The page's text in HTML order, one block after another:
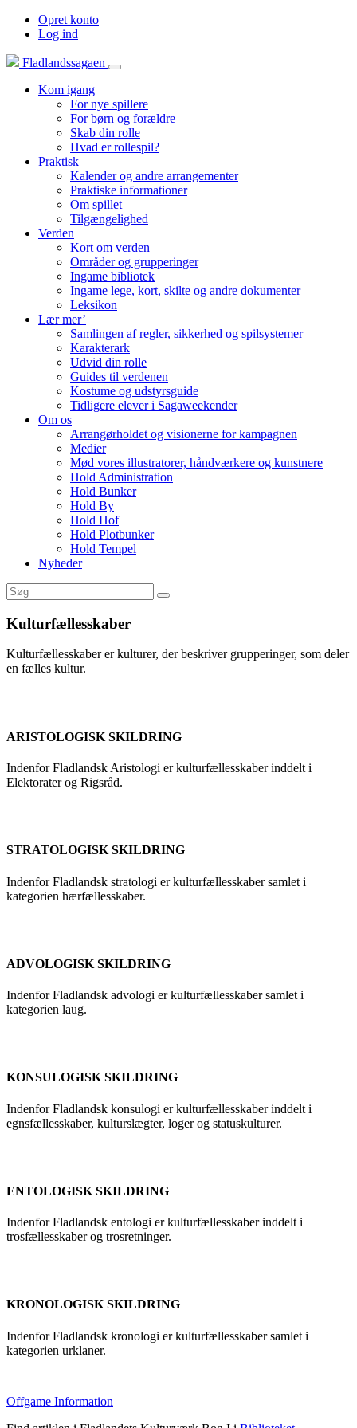
Opret konto
Log ind
Fladlandssagaen
Kom igang
For nye spillere
For børn og forældre
Skab din rolle
Hvad er rollespil?
Praktisk
Kalender og andre arrangementer
Praktiske informationer
Om spillet
Tilgængelighed
Verden
Kort om verden
Områder og grupperinger
Ingame bibliotek
Ingame lege, kort, skilte og andre dokumenter
Leksikon
Lær mer’
Samlingen af regler, sikkerhed og spilsystemer
Karakterark
Udvid din rolle
Guides til verdenen
Kostume og udstyrsguide
Tidligere elever i Sagaweekender
Om os
Arrangørholdet og visionerne for kampagnen
Medier
Mød vores illustratorer, håndværkere og kunstnere
Hold Administration
Hold Bunker
Hold By
Hold Hof
Hold Plotbunker
Hold Tempel
Nyheder
Kulturfællesskaber
Kulturfællesskaber er kulturer, der beskriver grupperinger, som deler
en fælles kultur.
ARISTOLOGISK SKILDRING
Indenfor Fladlandsk Aristologi er kulturfællesskaber inddelt i
Elektorater og Rigsråd.
STRATOLOGISK SKILDRING
Indenfor Fladlandsk stratologi er kulturfællesskaber samlet i
kategorien hærfællesskaber.
ADVOLOGISK SKILDRING
Indenfor Fladlandsk advologi er kulturfællesskaber samlet i
kategorien laug.
KONSULOGISK SKILDRING
Indenfor Fladlandsk konsulogi er kulturfællesskaber inddelt i
egnsfællesskaber, kulturslægter, loger og statuskulturer.
ENTOLOGISK SKILDRING
Indenfor Fladlandsk entologi er kulturfællesskaber inddelt i
trosfællesskaber og trosretninger.
KRONOLOGISK SKILDRING
Indenfor Fladlandsk kronologi er kulturfællesskaber samlet i
kategorien urklaner.
Offgame Information